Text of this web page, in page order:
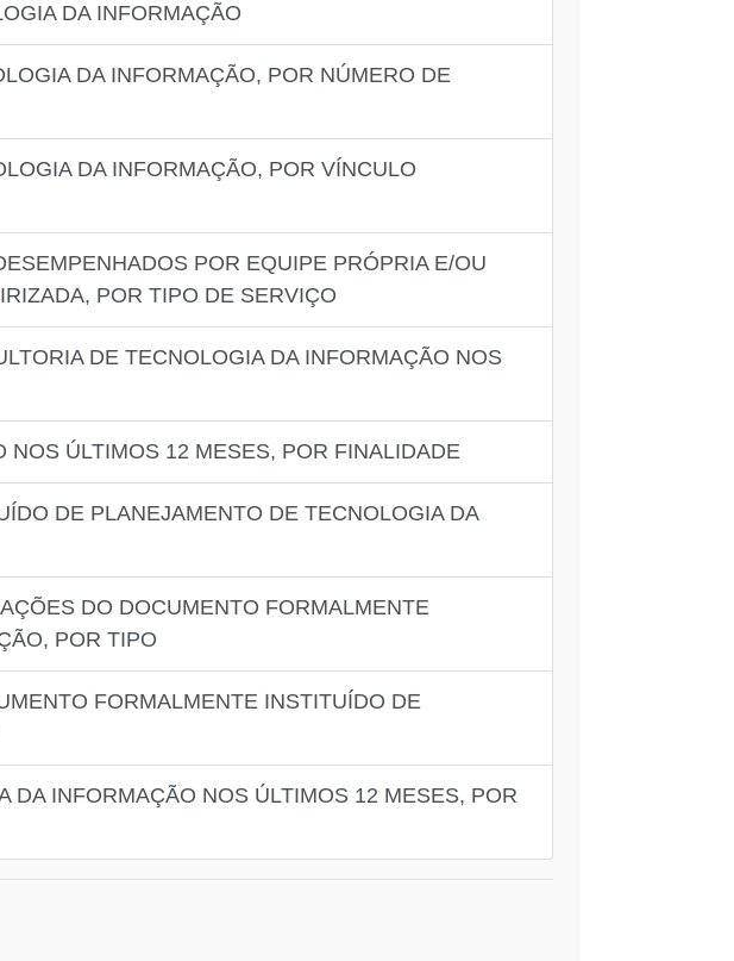
DA INFORMAÇÃO
DA INFORMAÇÃO, POR NÚMERO DE
DA INFORMAÇÃO, POR VÍNCULO
POR EQUIPE PRÓPRIA E/OU
POR TIPO DE SERVIÇO
DE TECNOLOGIA DA INFORMAÇÃO NOS
ÚLTIMOS 12 MESES, POR FINALIDADE
DE PLANEJAMENTO DE TECNOLOGIA DA
DO DOCUMENTO FORMALMENTE
POR TIPO
FORMALMENTE INSTITUÍDO DE
INFORMAÇÃO NOS ÚLTIMOS 12 MESES, POR